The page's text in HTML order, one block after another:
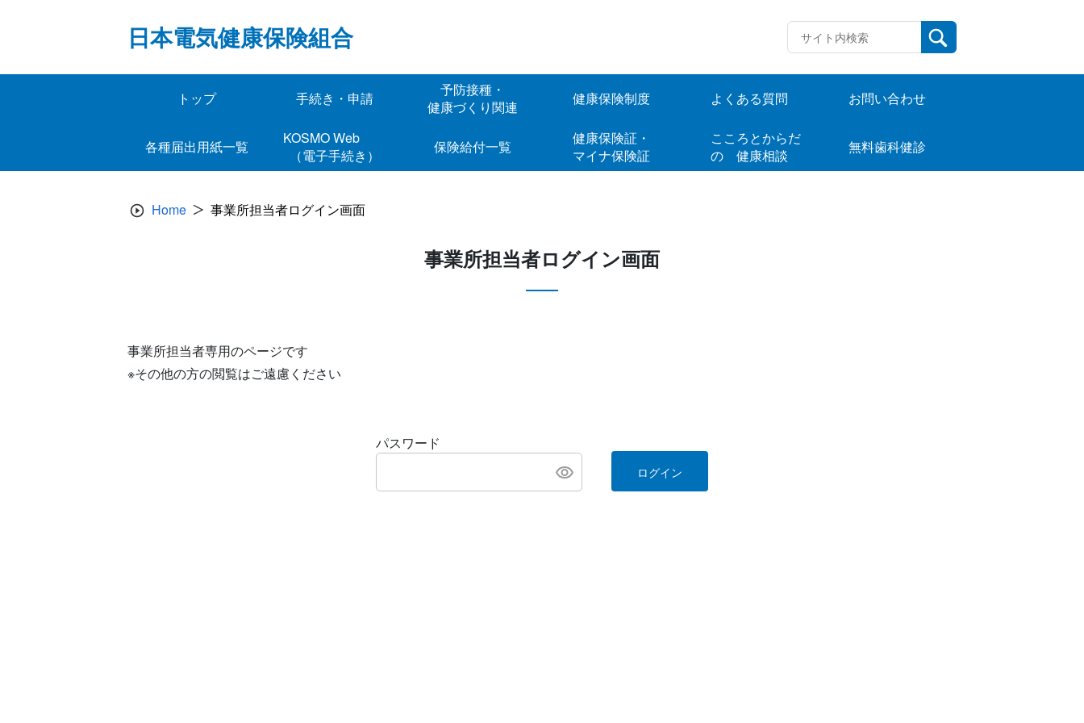
日本電気健康保険組合
トップ 手続き・申請
予防接種・
健康づくり関連
健康保険制度 よくある質問 お問い合わせ
各種届出用紙一覧
KOSMO Web
（電子手続き）
保険給付一覧
健康保険証・
マイナ保険証
こころとからだ
の 健康相談
無料歯科健診
Home 事業所担当者ログイン画面
事業所担当者ログイン画面
事業所担当者専用のページです
※その他の方の閲覧はご遠慮ください
パスワード
ログイン